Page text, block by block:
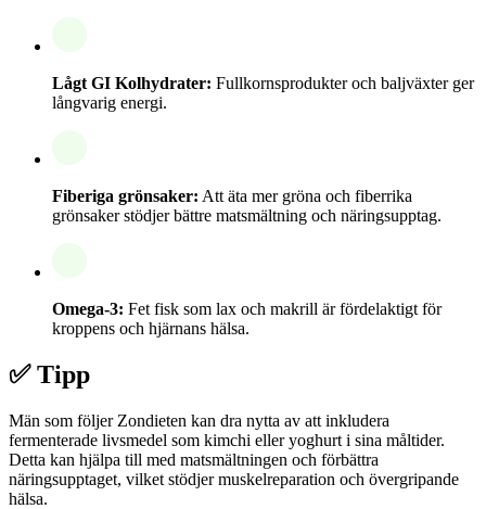
Lågt GI Kolhydrater: Fullkornsprodukter och baljväxter ger
långvarig energi.
Fiberiga grönsaker: Att äta mer gröna och fiberrika
grönsaker stödjer bättre matsmältning och näringsupptag.
Omega-3: Fet fisk som lax och makrill är fördelaktigt för
kroppens och hjärnans hälsa.
✅ Tipp
Män som följer Zondieten kan dra nytta av att inkludera
fermenterade livsmedel som kimchi eller yoghurt i sina måltider.
Detta kan hjälpa till med matsmältningen och förbättra
näringsupptaget, vilket stödjer muskelreparation och övergripande
hälsa.